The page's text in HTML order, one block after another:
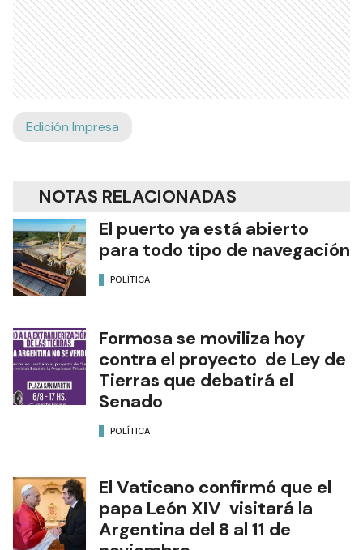
Edición Impresa
NOTAS RELACIONADAS
El puerto ya está abierto
para todo tipo de navegación
POLÍTICA
Formosa se moviliza hoy
contra el proyecto de Ley de
Tierras que debatirá el
Senado
POLÍTICA
El Vaticano confirmó que el
papa León XIV visitará la
Argentina del 8 al 11 de